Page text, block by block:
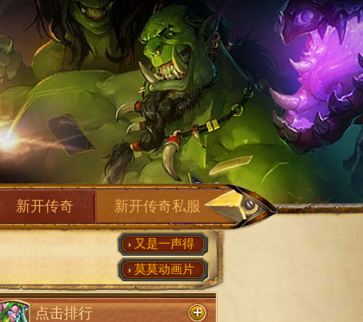
新开传奇 新开传奇私服
又是一声得
莫莫动画片
点击排行